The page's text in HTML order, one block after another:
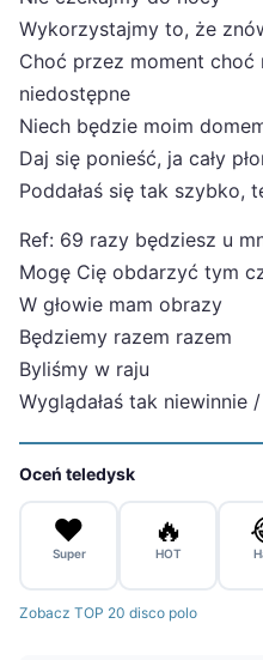
Wykorzystajmy to, że
Choć przez moment choć
niedostępne
Niech będzie moim
Daj się ponieść, ja cały
Poddałaś się tak szybko,
Ref: 69 razy będziesz u
Mogę Cię obdarzyć tym
W głowie mam obrazy
Będziemy razem razem
Byliśmy w raju
Wyglądałaś tak niewinnie
Oceń teledysk
❤️
Super
🔥
HOT
Zobacz TOP 20 disco polo